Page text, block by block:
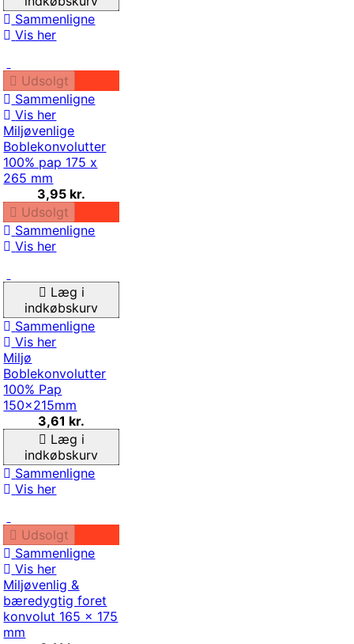
Sammenligne
Vis her
Udsolgt
Sammenligne
Vis her
Miljøvenlige
Boblekonvolutter
100% pap 175 x
265 mm
3,95 kr.
Udsolgt
Sammenligne
Vis her
Læg i
indkøbskurv
Sammenligne
Vis her
Miljø
Boblekonvolutter
100% Pap
150x215mm
3,61 kr.
Læg i
indkøbskurv
Sammenligne
Vis her
Udsolgt
Sammenligne
Vis her
Miljøvenlig &
bæredygtig foret
konvolut 165 x 175
mm